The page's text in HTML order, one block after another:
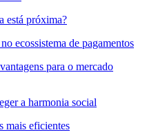
está próxima?
ecossistema de pagamentos
para o mercado
a harmonia social
mais eficientes